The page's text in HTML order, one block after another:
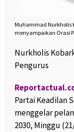
Muhammad Nurkholis
menyampaikan Orasi
Nurkholis
Pengurus
Partai Keadilan
menggelar
2030, Minggu